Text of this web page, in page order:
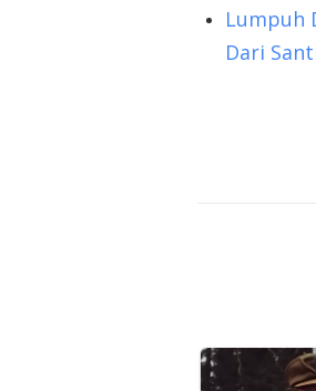
Lumpuh
Dari